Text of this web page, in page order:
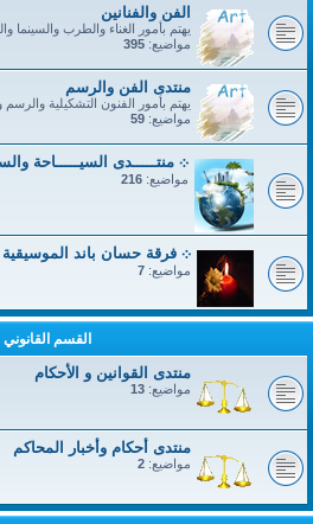
الفن والفنانين
يهتم بأمور الغناء والطرب والسينما
مواضيع: 395
منتدى الفن والرسم
يهتم بأمور الفنون التشكيلية
مواضيع: 59
܀ منتـــــدى السيـــــاحة
مواضيع: 216
܀ فرقة حسان باند الموسيقية
مواضيع: 7
القسم القانوني
منتدى القوانين و الأحكام
مواضيع: 13
منتدى أحكام وأخبار المحاكم
مواضيع: 2